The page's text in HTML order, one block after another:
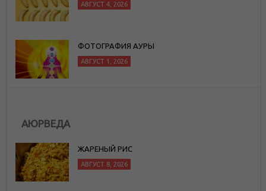
АВГУСТ 4, 2026
ФОТОГРАФИЯ АУРЫ
АВГУСТ 1, 2026
АЮРВЕДА
ЖАРЕНЫЙ РИС
АВГУСТ 8, 2026